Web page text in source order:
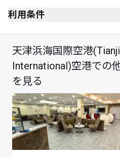
利用条件
最大滞在可能時間：3時間
天津浜海国際空港
International)空港での
を見る